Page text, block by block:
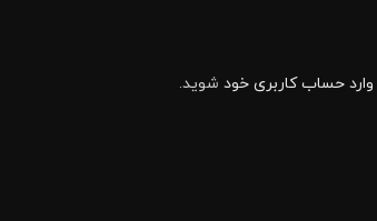
وارد حساب کاربری خود شوید.